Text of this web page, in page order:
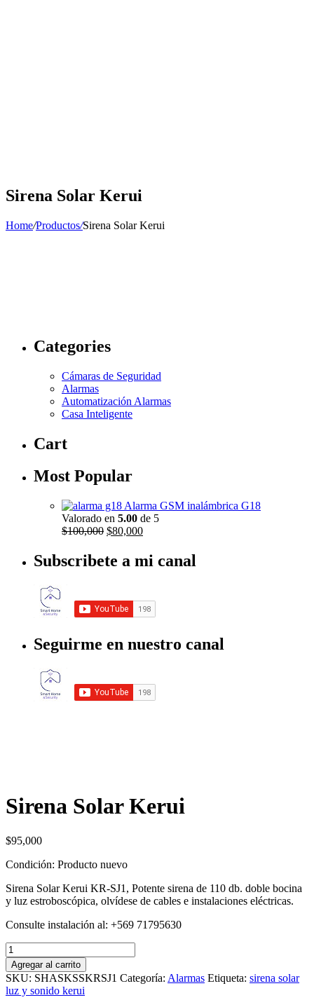
Sirena Solar Kerui
Home/Productos/Sirena Solar Kerui
Categories
Cámaras de Seguridad
Alarmas
Automatización Alarmas
Casa Inteligente
Cart
Most Popular
Alarma GSM inalámbrica G18
Valorado en 5.00 de 5
$100,000 El
original
era:
$80,000El
actual
es:
Subscribete a mi canal
Seguirme en nuestro canal
Sirena Solar Kerui
$95,000
Condición: Producto nuevo
Sirena Solar Kerui KR-SJ1, Potente sirena de 110 db. doble bocina
y luz estroboscópica, olvídese de cables e instalaciones eléctricas.
Consulte instalación al: +569 71795630
Sirena
Solar
Kerui
cantidad
Agregar al carrito
SKU: SHASKSSKRSJ1 Categoría: Alarmas Etiqueta: sirena solar
luz y sonido kerui